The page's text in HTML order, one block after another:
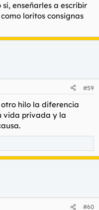
enseñarles a escribir
loritos consignas
#59
hilo la diferencia
vida privada y la
#60